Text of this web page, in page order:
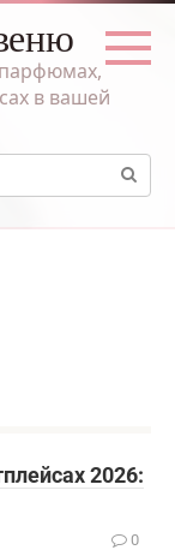
в вашей
2026:
0